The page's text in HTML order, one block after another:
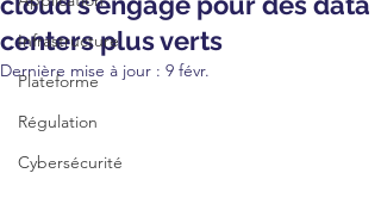
Infrastructure
Plateforme
Régulation
Cybersécurité
centers plus verts
Dernière mise à jour : 9 févr.